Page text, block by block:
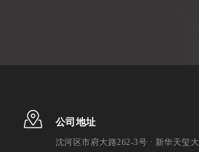
公司地址
沈河区市府大路262-3号 · 新华天玺大